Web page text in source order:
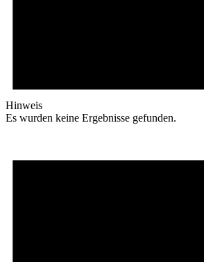
Hinweis
Es wurden keine Ergebnisse gefunden.